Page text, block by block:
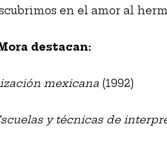
en el amor al
destacan:
mexicana(1992)
y técnicas de